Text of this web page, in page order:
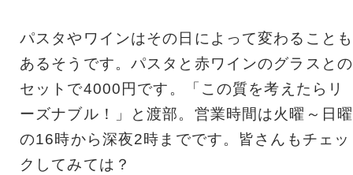
パスタやワインはその日によって変わることも
あるそうです。パスタと赤ワインのグラスとの
セットで4000円です。「この質を考えたらリ
ーズナブル！」と渡部。営業時間は火曜～日曜
の16時から深夜2時までです。皆さんもチェッ
クしてみては？